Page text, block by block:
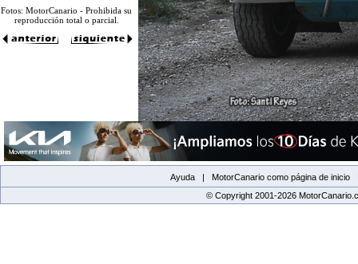
Fotos: MotorCanario - Prohibida su
reproducción total o parcial.
Ayuda | MotorCanario como página de inicio
© Copyright 2001-2026